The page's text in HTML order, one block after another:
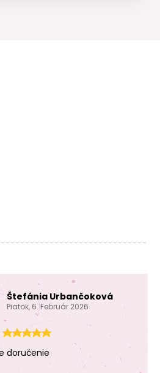
minerálu Citrín
Štefánia Urbančoková
Piatok, 6. Február 2026
doručenie